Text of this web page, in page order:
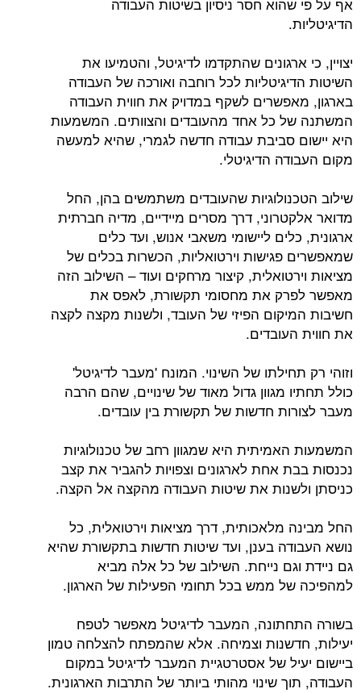
הדיגיטליות.
יצויין, כי ארגונים שהתקדמו לדיגיטל, והטמיעו את
השיטות הדיגיטליות לכל רוחבה ואורכה של העבודה
בארגון, מאפשרים לשקף במדויק את חווית העבודה
המשתנה של כל אחד מהעובדים והצוותים. המשמעות
היא יישום סביבת עבודה חדשה לגמרי, שהיא למעשה
מקום העבודה הדיגיטלי.
שילוב הטכנולוגיות שהעובדים משתמשים בהן, החל
מדואר אלקטרוני, דרך מסרים מיידיים, מדיה חברתית
ארגונית, כלים ליישומי משאבי אנוש, ועד כלים
שמאפשרים פגישות וירטואליות, הכשרות בכלים של
מציאות וירטואלית, קיצור מרחקים ועוד – השילוב הזה
מאפשר לפרק את מחסומי תקשורת, לאפס את
חשיבות המיקום הפיזי של העובד, ולשנות מקצה לקצה
את חווית העובדים.
וזוהי רק תחילתו של השינוי. המונח 'מעבר לדיגיטל'
כולל תחתיו מגוון גדול מאוד של שינויים, שהם הרבה
מעבר לצורות חדשות של תקשורת בין עובדים.
המשמעות האמיתית היא שמגוון רחב של טכנולוגיות
נכנסות בבת אחת לארגונים וצפויות להגביר את קצב
כניסתן ולשנות את שיטות העבודה מהקצה אל הקצה.
החל מבינה מלאכותית, דרך מציאות וירטואלית, כל
נושא העבודה בענן, ועד שיטות חדשות בתקשורת שהיא
גם ניידת וגם נייחת. השילוב של כל אלה מביא
למהפיכה של ממש בכל תחומי הפעילות של הארגון.
בשורה התחתונה, המעבר לדיגיטל מאפשר לטפח
יעילות, חדשנות וצמיחה. אלא שהמפתח להצלחה טמון
ביישום יעיל של אסטרטגיית המעבר לדיגיטל במקום
העבודה, תוך שינוי מהותי ביותר של התרבות הארגונית.